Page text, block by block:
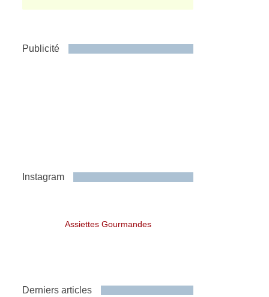
Publicité
Instagram
Assiettes Gourmandes
Derniers articles